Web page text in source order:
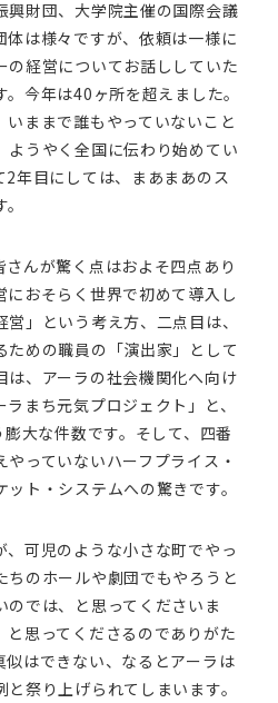
興財団、大学院主催の国際会議
体は様々ですが、依頼は一様に
の経営についてお話ししていた
今年は40ヶ所を超えました。
ままで誰もやっていないこと
ようやく全国に伝わり始めてい
2年目にしては、まあまあのス
んが驚く点はおよそ四点あり
におそらく世界で初めて導入し
」という考え方、二点目は、
ための職員の「演出家」として
は、アーラの社会機関化へ向け
まち元気プロジェクト」と、
大な件数です。そして、四番
っていないハーフプライス・
ト・システムへの驚きです。
可児のような小さな町でやっ
ちのホールや劇団でもやろうと
では、と思ってくださいま
思ってくださるのでありがた
似はできない、なるとアーラは
祭り上げられてしまいます。